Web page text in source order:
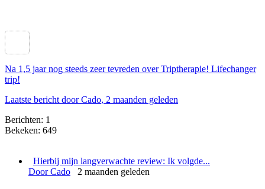
Na 1,5 jaar nog steeds zeer tevreden over Triptherapie! Lifechanger
trip!
Laatste bericht door Cado, 2 maanden geleden
Berichten: 1
Bekeken: 649
Hierbij mijn langverwachte review: Ik volgde...
Door Cado 2 maanden geleden